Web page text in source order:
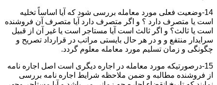
14-وضعیت فعلی مورد معامله بررسی شود که آیا اساساً تخلیه
است یا متصرف دارد ؟ و اگر متصرف دارد آیا متصرف آن فروشنده
است یا ثالث؟ و اگر ثالث است آیا مستاجر است یا غیر آن از قبیل
سرایدار منتفع و و در هر حال بایستی مراتب در قرارداد تصریح و
چگونگی و زمان تسلیم مورد معامله معلوم گردد.
15-درصورتیکه مورد معامله در اجاره دیگری است اصل اجاره نامه
از فروشنده مطالبه و ضمن ملاحظه شرایط اجاره نامه بررسی